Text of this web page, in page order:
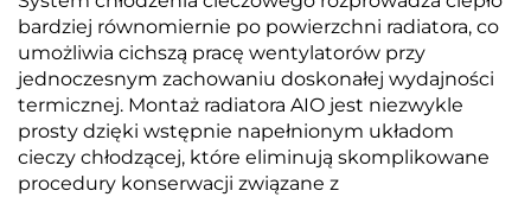
bardziej równomiernie po powierzchni radiatora, co
umożliwia cichszą pracę wentylatorów przy
jednoczesnym zachowaniu doskonałej wydajności
termicznej. Montaż radiatora AIO jest niezwykle
prosty dzięki wstępnie napełnionym układom
cieczy chłodzącej, które eliminują skomplikowane
procedury konserwacji związane z